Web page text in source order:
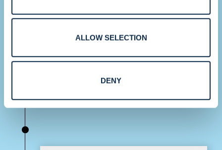
ALLOW SELECTION
DENY
Mediante adquisiciones estratégicas y
todo el mundo, Convergint refuerza su
capacidad para prestar servicio a clientes
multinacionales y grandes empresas a
gran escala.
•